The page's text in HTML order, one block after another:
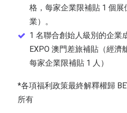
格，每家企業限補貼 1 個展
業）。
1 名聯合創始人級別的企業
EXPO 澳門差旅補貼（經濟
每家企業限補貼 1 人）
*各項福利政策最終解釋權歸
所有